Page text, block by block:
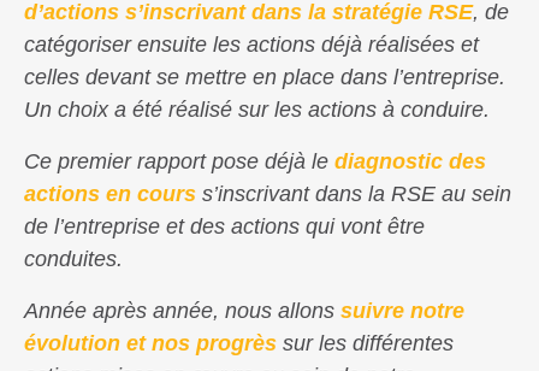
d’actions s’inscrivant dans la stratégie RSE, de
catégoriser ensuite les actions déjà réalisées et
celles devant se mettre en place dans l’entreprise.
Un choix a été réalisé sur les actions à conduire.
Ce premier rapport pose déjà le diagnostic des
actions en cours s’inscrivant dans la RSE au sein
de l’entreprise et des actions qui vont être
conduites.
Année après année, nous allons suivre notre
évolution et nos progrès sur les différentes